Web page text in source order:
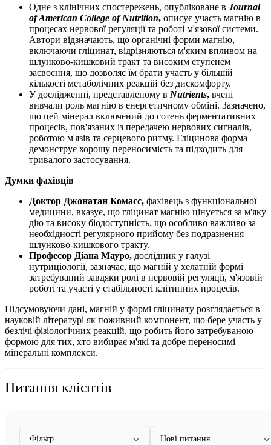
Одне з клінічних спостережень, опубліковане в Journal
of American College of Nutrition, описує участь магнію в
процесах нервової регуляції та роботі м'язової системи.
Автори відзначають, що органічні форми магнію,
включаючи гліцинат, відрізняються м'яким впливом на
шлунково-кишковий тракт та високим ступенем
засвоєння, що дозволяє їм брати участь у більшій
кількості метаболічних реакцій без дискомфорту.
У дослідженні, представленому в Nutrients, вчені
вивчали роль магнію в енергетичному обміні. Зазначено,
що цей мінерал включений до сотень ферментативних
процесів, пов'язаних із передачею нервових сигналів,
роботою м'язів та серцевого ритму. Гліцинова форма
демонструє хорошу переносимість та підходить для
тривалого застосування.
Думки фахівців
Доктор Джонатан Комасс, фахівець з функціональної
медицини, вказує, що гліцинат магнію цінується за м'яку
дію та високу біодоступність, що особливо важливо за
необхідності регулярного прийому без подразнення
шлунково-кишкового тракту.
Професор Діана Мауро, дослідник у галузі
нутриціології, зазначає, що магній у хелатній формі
затребуваний завдяки ролі в нервовій регуляції, м'язовій
роботі та участі у стабільності клітинних процесів.
Підсумовуючи дані, магній у формі гліцинату розглядається в
науковій літературі як поживний компонент, що бере участь у
безлічі фізіологічних реакцій, що робить його затребуваною
формою для тих, хто вибирає м'які та добре переносимі
мінеральні комплекси.
Питання клієнтів
Фільтр Нові питання